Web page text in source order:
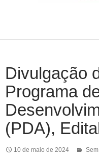
Divulgação
Programa
(PDA),
10 de maio de 2024